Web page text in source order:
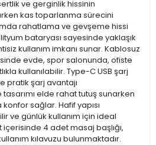
ve gerginlik hissinin
kas toparlanma sürecini
rahatlama ve gevşeme hissi
bataryası sayesinde yaklaşık
kullanım imkanı sunar. Kablosuz
evde, spor salonunda, ofiste
kullanılabilir. Type-C USB şarj
pratik şarj avantajı
elde rahat tutuş sunarken
sağlar. Hafif yapısı
ve günlük kullanım için ideal
4 adet masaj başlığı,
kılavuzu bulunmaktadır.